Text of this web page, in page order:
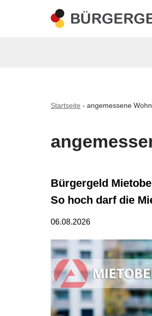
Startseite - angemessene
Bürgergeld
So hoch darf die
06.08.2026